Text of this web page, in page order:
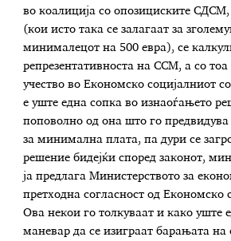
во коалиција со опозициските
(кои исто така се залагаат за
минималецот на 500 евра), се
репрезентативноста на ССМ, а со тоа
учество во Економско социјалниот
е уште една сопка во изнаоѓањето
поповолно од она што го предвидува
за минимална плата, па дури се
решение бидејќи според законот,
ја предлага Министерството за
претходна согласност од Економско
Ова некои го толкуваат и како уште
маневар да се изиграат барањата на